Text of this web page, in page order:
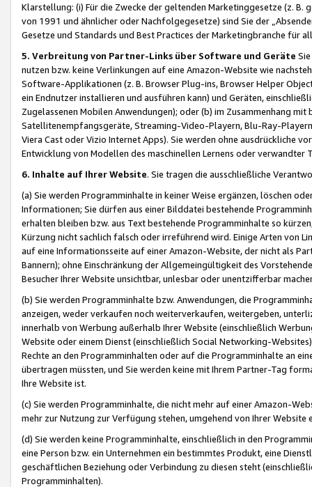
Klarstellung: (i) Für die Zwecke der geltenden Marketinggesetze (z. B.
von 1991 und ähnlicher oder Nachfolgegesetze) sind Sie der
Gesetze und Standards und Best Practices der Marketingbranche für
5. Verbreitung von Partner-Links über Software und Geräte
nutzen bzw. keine Verlinkungen auf eine Amazon-Website wie
Software-Applikationen (z. B. Browser Plug-ins, Browser Helper
ein Endnutzer installieren und ausführen kann) und Geräten,
Zugelassenen Mobilen Anwendungen); oder (b) im Zusammenhang
Satellitenempfangsgeräte, Streaming-Video-Playern, Blu-Ray-
Viera Cast oder Vizio Internet Apps). Sie werden ohne ausdrückliche
Entwicklung von Modellen des maschinellen Lernens oder
6. Inhalte auf Ihrer Website. Sie tragen die ausschließliche
(a) Sie werden Programminhalte in keiner Weise ergänzen, löschen
Informationen; Sie dürfen aus einer Bilddatei bestehende
erhalten bleiben bzw. aus Text bestehende Programminhalte so
Kürzung nicht sachlich falsch oder irreführend wird. Einige Arten von
auf eine Informationsseite auf einer Amazon-Website, der nicht als
Bannern); ohne Einschränkung der Allgemeingültigkeit des
Besucher Ihrer Website unsichtbar, unlesbar oder unentzifferbar
(b) Sie werden Programminhalte bzw. Anwendungen, die
anzeigen, weder verkaufen noch weiterverkaufen, weitergeben,
innerhalb von Werbung außerhalb Ihrer Website (einschließlich
Website oder einem Dienst (einschließlich Social Networking-
Rechte an den Programminhalten oder auf die Programminhalte an
übertragen müssten, und Sie werden keine mit Ihrem Partner-Tag
Ihre Website ist.
(c) Sie werden Programminhalte, die nicht mehr auf einer Amazon-
mehr zur Nutzung zur Verfügung stehen, umgehend von Ihrer
(d) Sie werden keine Programminhalte, einschließlich in den
eine Person bzw. ein Unternehmen ein bestimmtes Produkt, eine
geschäftlichen Beziehung oder Verbindung zu diesen steht
Programminhalten).